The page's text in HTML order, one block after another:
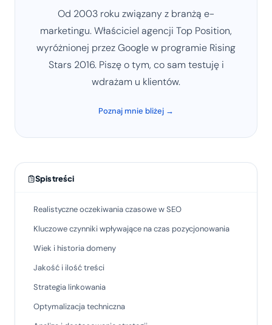
Od 2003 roku związany z branżą e-
marketingu. Właściciel agencji Top Position,
wyróżnionej przez Google w programie Rising
Stars 2016. Piszę o tym, co sam testuję i
wdrażam u klientów.
Poznaj mnie bliżej →
Spis treści
Realistyczne oczekiwania czasowe w SEO
Kluczowe czynniki wpływające na czas pozycjonowania
Wiek i historia domeny
Jakość i ilość treści
Strategia linkowania
Optymalizacja techniczna